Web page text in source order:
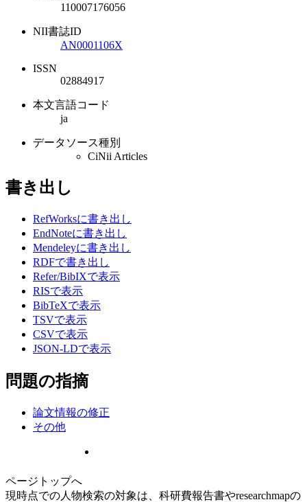
110007176056
NII書誌ID
AN0001106X
ISSN
02884917
本文言語コード
ja
データソース種別
CiNii Articles
書き出し
RefWorksに書き出し
EndNoteに書き出し
Mendeleyに書き出し
RDFで書き出し
Refer/BibIXで表示
RISで表示
BibTeXで表示
TSVで表示
CSVで表示
JSON-LDで表示
問題の指摘
論文情報の修正
その他
ページトップへ
現時点での人物検索の対象は、科研費報告書やresearchmapの